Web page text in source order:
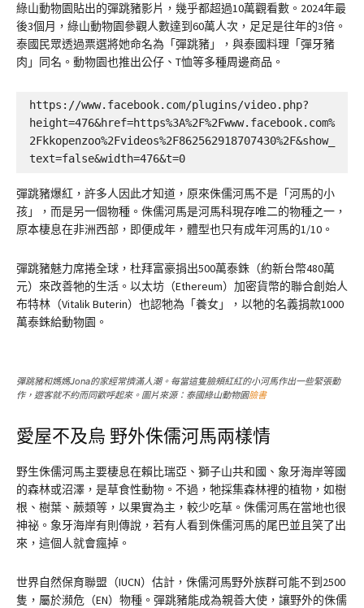
綠山動物園貼出的彈跳豬影片，幾乎都超過10萬觀看數。2024年最
後3個月，綠山動物園參觀人數達到60萬人次，足足是往年的3倍。
泰國民眾透過票選將她命名為「彈跳豬」，與泰國料理「彈牙豬
肉」同名。動物園也推出公仔、T恤等多種周邊商品。
https://www.facebook.com/plugins/video.php?
height=476&href=https%3A%2F%2Fwww.facebook.com%
2Fkkopenzoo%2Fvideos%2F862562918707430%2F&show_
text=false&width=476&t=0
彈跳豬爆紅，許多人因此才知道，原來侏儒河馬不是「河馬的小
孩」，而是另一個物種。侏儒河馬是河馬科現存唯二的物種之一，
原本棲息在非洲西部，即便成年，體型也只有成年河馬的1/10。
彈跳豬魅力席捲全球，杜拜富豪捐出500萬泰銖（約新台幣480萬
元）來改善牠的生活。以太坊（Ethereum）加密貨幣的聯合創始人
布特林（Vitalik Buterin）也認牠為「養女」，以牠的名義捐款1000
萬泰銖給動物園。
彈跳豬和媽媽Jona的家經常擠滿人潮。每當這隻臉頰紅紅的小河馬作出一些緊張動
作，遊客就不約而同歡呼起來。圖片來源：泰國綠山動物園臉書
愛屋不及烏 野外侏儒河馬兩樣情
野生侏儒河馬主要棲息在賴比瑞亞、獅子山共和國、象牙海岸等國
的森林或沼澤，是草食性動物。不過，牠採集森林裡的植物，如樹
根、樹葉、蕨類等，以果實為主，較少吃草。侏儒河馬在當地也很
神祕。象牙海岸有則傳說，若有人看到侏儒河馬的尾巴並且笑了出
來，這個人就會瘋掉。
世界自然保育聯盟（IUCN）估計，侏儒河馬野外族群可能不到2500
隻，屬於瀕危（EN）物種。彈跳豬能成為親善大使，讓野外的侏儒